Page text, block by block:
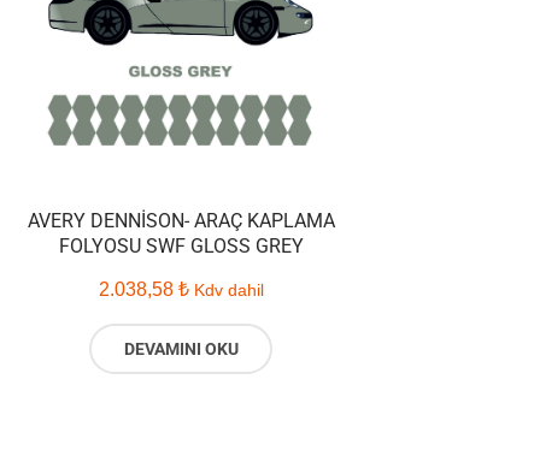
AVERY DENNISON- ARAÇ KAPLAMA
FOLYOSU SWF GLOSS GREY
2.038,58 ₺ Kdv dahil
DEVAMINI OKU